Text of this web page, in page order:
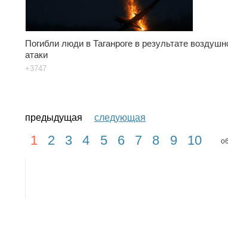
Погибли люди в Таганроге в результате
атаки
+3747
предыдущая следующая
1 2 3 4 5 6 7 8 9 10